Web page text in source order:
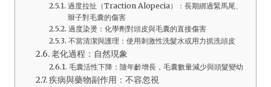
過度拉扯（Traction Alopecia）：長期綁過緊馬尾、
辮子對毛囊的傷害
過度染燙：化學劑對頭皮與毛囊的直接傷害
不當清潔與護理：使用刺激性洗髮水或用力抓洗頭皮
老化過程：自然現象
毛囊活性下降：隨年齡增長，毛囊數量減少與頭髮變幼
疾病與藥物副作用：不容忽視